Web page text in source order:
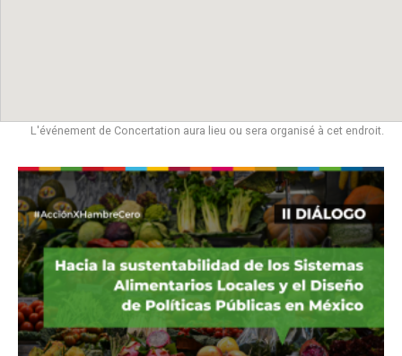
L'événement de Concertation aura lieu ou sera organisé à cet endroit.